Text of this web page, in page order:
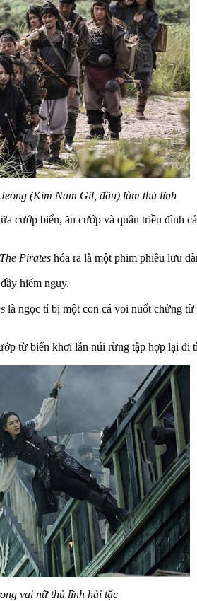
(Kim Nam Gil, đầu) làm thủ lĩnh
cướp biển, ăn cướp và quân triều đình
The Pirates hóa ra là một phim phiêu lưu
hiểm nguy.
là ngọc tỉ bị một con cá voi nuốt chửng
từ biển khơi lẫn núi rừng tập hợp lại đi
vai nữ thủ lĩnh hải tặc